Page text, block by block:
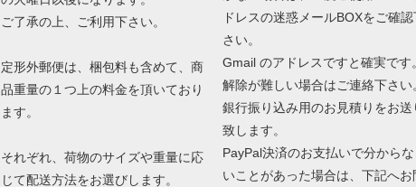
ご了承の上、ご利用下さい。
定形外郵便は、梱包料も含めて、商
品重量の１つ上の料金を頂いており
ます。
それぞれ、荷物のサイズや重量に応
じて配送方法をお選びします。
ドレスの迷惑メールBOXをご確認
さい。
Gmail のアドレスですと確実です。
解除が難しい場合はご連絡下さい
銀行振り込み用のお見積りをお送
致します。
PayPal決済のお支払いで分からな
いことがあった場合は、下記へお